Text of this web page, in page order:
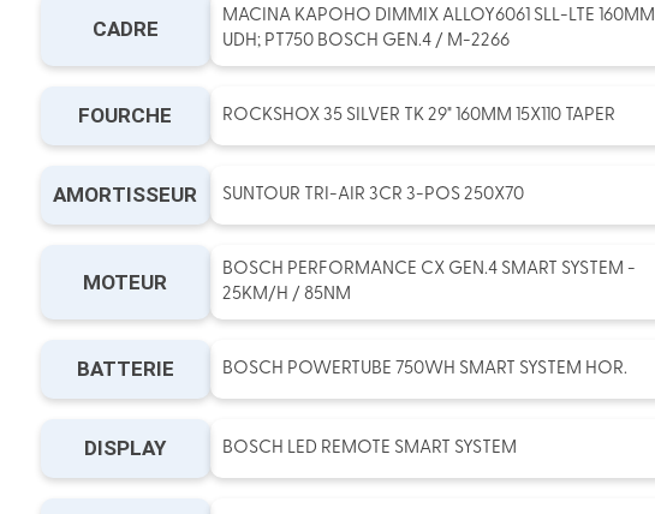
CADRE
MACINA KAPOHO DIMMIX ALLOY6061 SLL-LTE 160MM
UDH; PT750 BOSCH GEN.4 / M-2266
FOURCHE ROCKSHOX 35 SILVER TK 29" 160MM 15X110 TAPER
AMORTISSEUR SUNTOUR TRI-AIR 3CR 3-POS 250X70
MOTEUR
BOSCH PERFORMANCE CX GEN.4 SMART SYSTEM -
25KM/H / 85NM
BATTERIE BOSCH POWERTUBE 750WH SMART SYSTEM HOR.
DISPLAY BOSCH LED REMOTE SMART SYSTEM